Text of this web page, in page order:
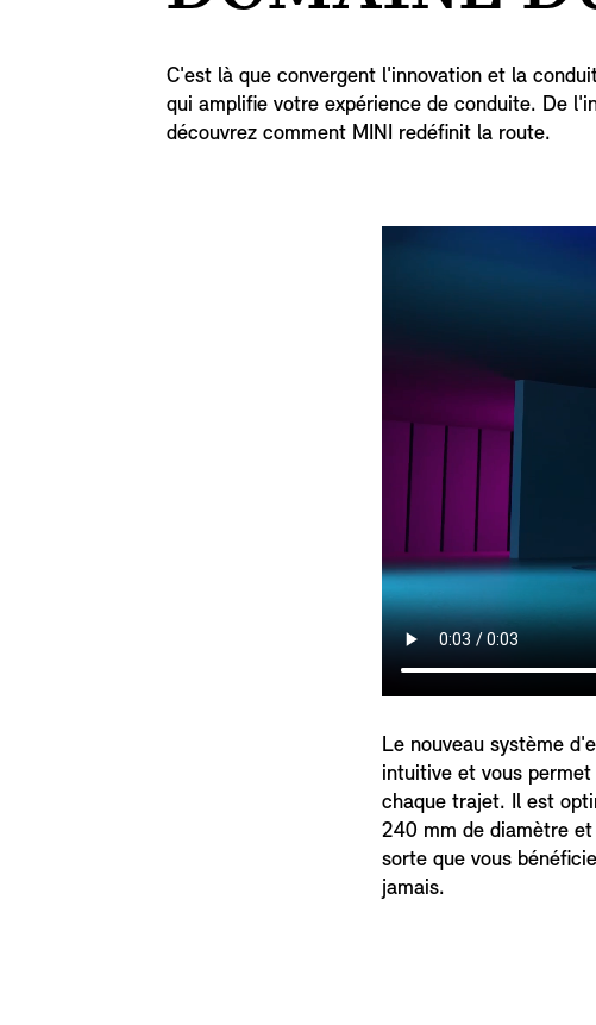
C'est là que convergent l'innovation et la
qui amplifie votre expérience de conduite. De
découvrez comment MINI redéfinit la route.
Le nouveau système
intuitive et vous
chaque trajet. Il est
240 mm de diamètre
sorte que vous
jamais.